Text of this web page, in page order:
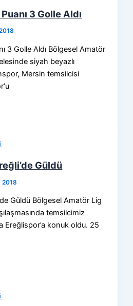
3 Golle Aldı
3 Golle Aldı Bölgesel Amatör
siyah beyazlı
Mersin temsilcisi
Güldü
2018
Güldü Bölgesel Amatör Lig
temsilcimiz
Ereğlispor’a konuk oldu. 25